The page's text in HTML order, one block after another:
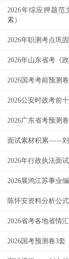
2026年综应押题范
素）
2026年职测考点巩
2026年山东省考《
2026国考考前预测
2026公安时政考前
2026广东省考预测卷
面试素材积累——刘
2026年行政执法面
2026展鸿江苏事业
陈怀安资料分析公
2026省考各地省情
2026国考预测卷3套